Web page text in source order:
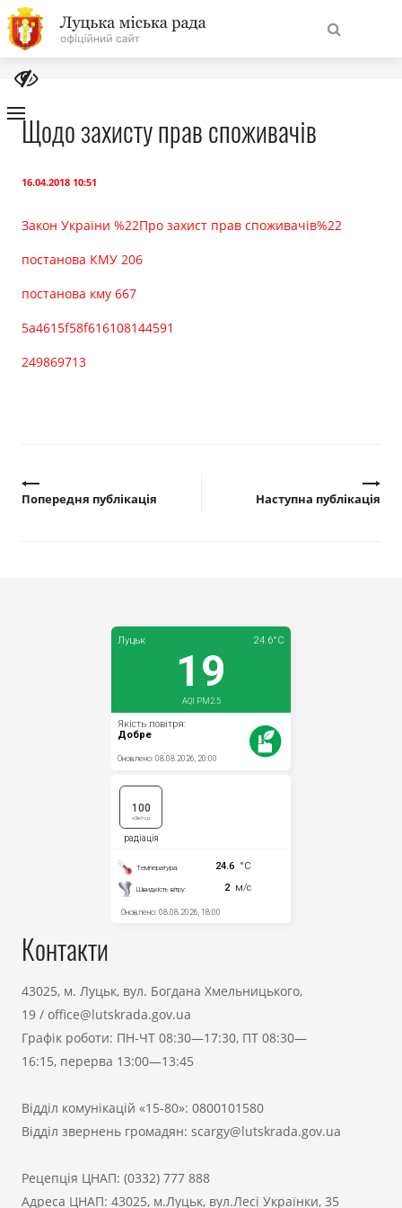
На
головну
Міська влада
Щодо захисту прав споживачів
16.04.2018 10:51
Закон України %22Про захист прав споживачів%22
постанова КМУ 206
постанова кму 667
5a4615f58f616108144591
249869713
Попередня публікація Наступна публікація
Контакти
43025, м. Луцьк, вул. Богдана Хмельницького,
19 / office@lutskrada.gov.ua
Графік роботи: ПН-ЧТ 08:30—17:30, ПТ 08:30—
16:15, перерва 13:00—13:45
Відділ комунікацій «15-80»: 0800101580
Відділ звернень громадян: scargy@lutskrada.gov.ua
Рецепція ЦНАП: (0332) 777 888
Адреса ЦНАП: 43025, м.Луцьк, вул.Лесі Українки, 35